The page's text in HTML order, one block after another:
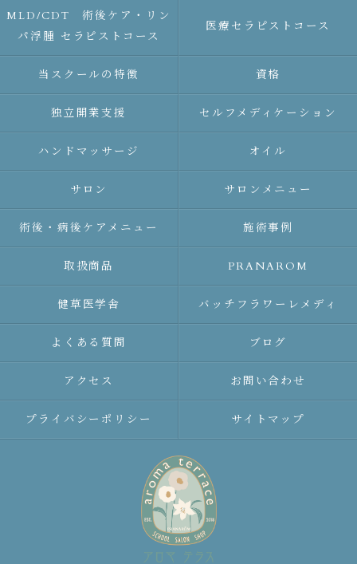
MLD/CDT 術後ケア・リン
パ浮腫 セラピストコース
医療セラピストコース
当スクールの特徴 資格
独立開業支援 セルフメディケーション
ハンドマッサージ オイル
サロン サロンメニュー
術後・病後ケアメニュー 施術事例
取扱商品 PRANAROM
健草医学舎 バッチフラワーレメディ
よくある質問 ブログ
アクセス お問い合わせ
プライバシーポリシー サイトマップ